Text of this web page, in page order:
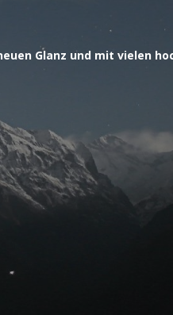
Glanz und mit vielen